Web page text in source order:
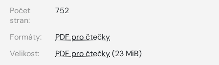
Počet
stran:
752
Formáty:
PDF pro čtečky
Velikost:
PDF pro čtečky(23 MiB)